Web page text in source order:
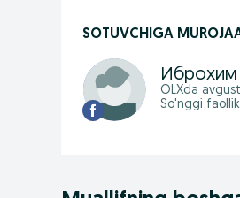
SOTUVCHIGA
Иброхим
OLXda
So'nggi